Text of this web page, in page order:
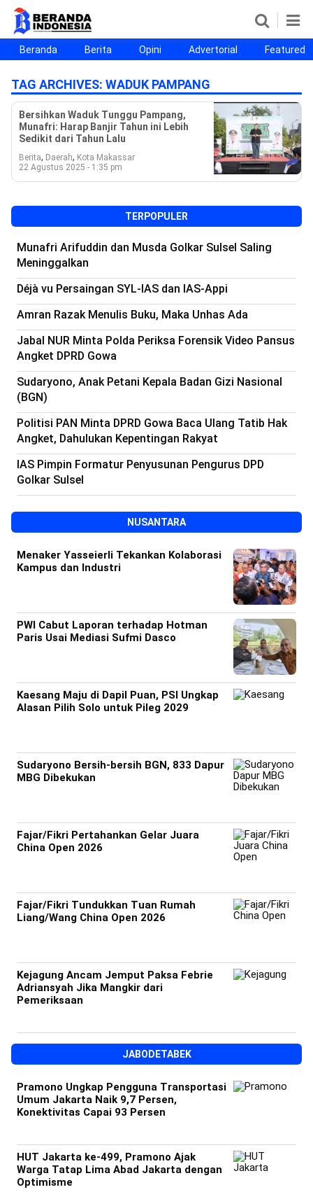
Beranda
Berita
Opini
Advertorial
Featured
Beranda25
SEGMEN
Nusantara
Jabodetabek
Sulselbar
Kota Makassar
©
Copyright
2026
Beranda
Indonesia
All
Right
Reserved
Beranda Berita Opini Advertorial Featured
TAG ARCHIVES: WADUK PAMPANG
Bersihkan Waduk Tunggu Pampang,
Munafri: Harap Banjir Tahun ini Lebih
Sedikit dari Tahun Lalu
Berita, Daerah, Kota Makassar
22 Agustus 2025 - 1:35 pm
TERPOPULER
Munafri Arifuddin dan Musda Golkar Sulsel Saling
Meninggalkan
Déjà vu Persaingan SYL-IAS dan IAS-Appi
Amran Razak Menulis Buku, Maka Unhas Ada
Jabal NUR Minta Polda Periksa Forensik Video Pansus
Angket DPRD Gowa
Sudaryono, Anak Petani Kepala Badan Gizi Nasional
(BGN)
Politisi PAN Minta DPRD Gowa Baca Ulang Tatib Hak
Angket, Dahulukan Kepentingan Rakyat
IAS Pimpin Formatur Penyusunan Pengurus DPD
Golkar Sulsel
NUSANTARA
Menaker Yasseierli Tekankan Kolaborasi
Kampus dan Industri
PWI Cabut Laporan terhadap Hotman
Paris Usai Mediasi Sufmi Dasco
Kaesang Maju di Dapil Puan, PSI Ungkap
Alasan Pilih Solo untuk Pileg 2029
Sudaryono Bersih-bersih BGN, 833 Dapur
MBG Dibekukan
Fajar/Fikri Pertahankan Gelar Juara
China Open 2026
Fajar/Fikri Tundukkan Tuan Rumah
Liang/Wang China Open 2026
Kejagung Ancam Jemput Paksa Febrie
Adriansyah Jika Mangkir dari
Pemeriksaan
JABODETABEK
Pramono Ungkap Pengguna Transportasi
Umum Jakarta Naik 9,7 Persen,
Konektivitas Capai 93 Persen
HUT Jakarta ke-499, Pramono Ajak
Warga Tatap Lima Abad Jakarta dengan
Optimisme